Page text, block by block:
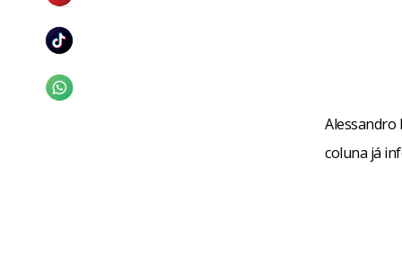
Alessandro
coluna já